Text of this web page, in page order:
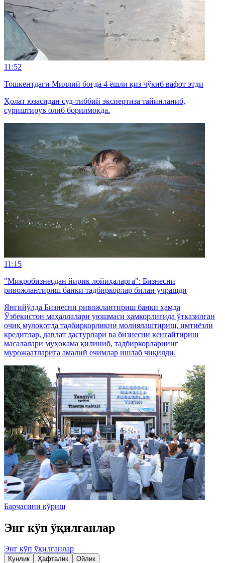
11:52
Тошкентдаги Миллий боғда 4 ёшли қиз чўкиб вафот этди
Ҳолат юзасидан суд-тиббий экспертиза тайинланиб,
суриштирув олиб борилмоқда.
11:15
"Микробизнесдан йирик лойиҳаларга": Бизнесни
ривожлантириш банки тадбиркорлар билан учрашди
Янгийўлда Бизнесни ривожлантириш банки ҳамда
Ўзбекистон маҳаллалари уюшмаси ҳамкорлигида ўтказилган
очиқ мулоқотда тадбиркорликни молиялаштириш, имтиёзли
кредитлар, давлат дастурлари ва бизнесни кенгайтириш
масалалари муҳокама қилиниб, тадбиркорларнинг
мурожаатларига амалий ечимлар ишлаб чиқилди.
Барчасини кўриш
Энг кўп ўқилганлар
Энг кўп ўқилганлар
Кунлик Ҳафталик Ойлик